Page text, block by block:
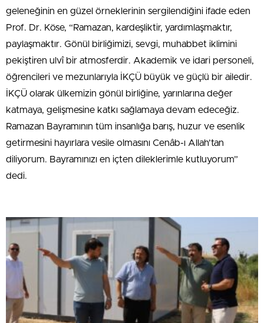
geleneğinin en güzel örneklerinin sergilendiğini ifade eden
Prof. Dr. Köse, “Ramazan, kardeşliktir, yardımlaşmaktır,
paylaşmaktır. Gönül birliğimizi, sevgi, muhabbet iklimini
pekiştiren ulvî bir atmosferdir. Akademik ve idari personeli,
öğrencileri ve mezunlarıyla İKÇÜ büyük ve güçlü bir ailedir.
İKÇÜ olarak ülkemizin gönül birliğine, yarınlarına değer
katmaya, gelişmesine katkı sağlamaya devam edeceğiz.
Ramazan Bayramının tüm insanlığa barış, huzur ve esenlik
getirmesini hayırlara vesile olmasını Cenâb-ı Allah’tan
diliyorum. Bayramınızı en içten dileklerimle kutluyorum”
dedi.